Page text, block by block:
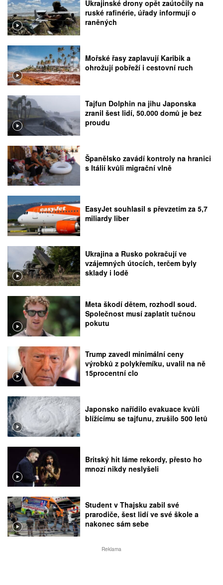
Ukrajinské drony opět zaútočily na
ruské rafinérie, úřady informují o
raněných
Mořské řasy zaplavují Karibik a
ohrožují pobřeží i cestovní ruch
Tajfun Dolphin na jihu Japonska
zranil šest lidí, 50.000 domů je bez
proudu
Španělsko zavádí kontroly na hranici
s Itálií kvůli migrační vlně
EasyJet souhlasil s převzetím za 5,7
miliardy liber
Ukrajina a Rusko pokračují ve
vzájemných útocích, terčem byly
sklady i lodě
Meta škodí dětem, rozhodl soud.
Společnost musí zaplatit tučnou
pokutu
Trump zavedl minimální ceny
výrobků z polykřemíku, uvalil na ně
15procentní clo
Japonsko nařídilo evakuace kvůli
blížícímu se tajfunu, zrušilo 500 letů
Britský hit láme rekordy, přesto ho
mnozí nikdy neslyšeli
Student v Thajsku zabil své
prarodiče, šest lidí ve své škole a
nakonec sám sebe
Reklama